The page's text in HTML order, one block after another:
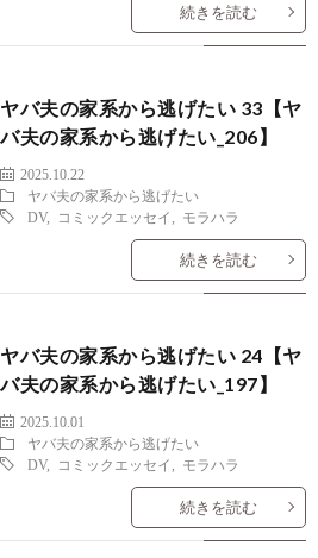
続きを読む
ヤバ夫の家系から逃げたい 33【ヤ
バ夫の家系から逃げたい_206】
2025.10.22
ヤバ夫の家系から逃げたい
DV, コミックエッセイ モラハラ
続きを読む
ヤバ夫の家系から逃げたい 24【ヤ
バ夫の家系から逃げたい_197】
2025.10.01
ヤバ夫の家系から逃げたい
DV, コミックエッセイ モラハラ
続きを読む